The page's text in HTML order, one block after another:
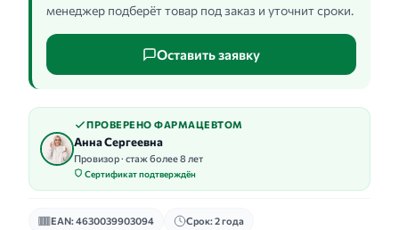
менеджер подберёт товар под заказ и уточнит сроки.
Оставить заявку
ПРОВЕРЕНО ФАРМАЦЕВТОМ
Анна Сергеевна
Провизор · стаж более 8 лет
Сертификат подтверждён
EAN: 4630039903094 Срок: 2 года